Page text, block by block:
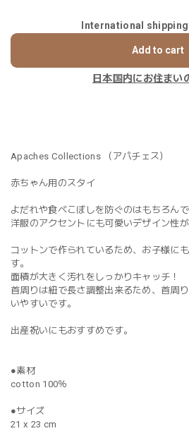
International
Add to cart
日本国内にお住まい
Apaches Collections （アパチェス）
赤ちゃん用のスタイ
よだれや食べこぼしを防ぐのはもちろん
洋服のアクセントにも可愛いデザイン性
コットンで作られているため、お子様に
す。
面積が大きく汚れをしっかりキャッチ！
首周りは紐で長さ調整出来るため、首周
いやすいです。
出産祝いにもおすすめです。
●素材
cotton 100％
●サイズ
21 x 23 cm